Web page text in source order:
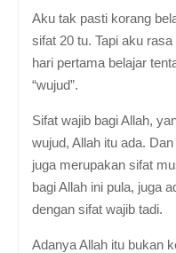
Aku tak pasti korang
sifat 20 tu. Tapi aku rasa
hari pertama belajar
“wujud”.
Sifat wajib bagi Allah,
wujud, Allah itu ada.
juga merupakan sifat
bagi Allah ini pula, juga
dengan sifat wajib tadi.
Adanya Allah itu bukan